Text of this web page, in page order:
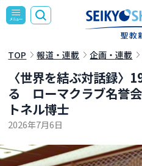
TOP 報道・連載 企画・連載
〈世界を結ぶ対話録
る ローマクラブ名誉
トネル博士
2026年7月6日